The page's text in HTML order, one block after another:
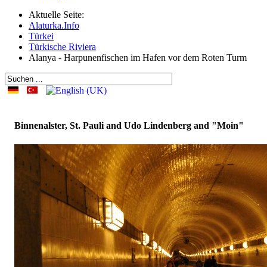
Aktuelle Seite:
Alaturka.Info
Türkei
Türkische Riviera
Alanya - Harpunenfischen im Hafen vor dem Roten Turm
Binnenalster, St. Pauli and Udo Lindenberg and "Moin"